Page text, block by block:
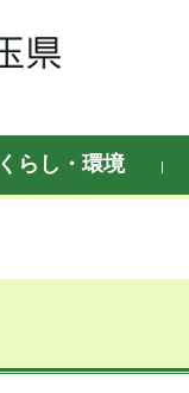
くらし・環境